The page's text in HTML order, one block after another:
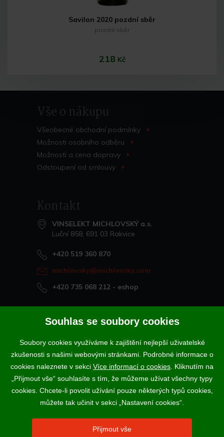
Savilon 2020 pozdní sběr
pozdní sběr
218 Kč
Do košíku
Vše o nákupu
Všeobecné obchodní podmínky
Možnosti osobního odběru
Možnosti a cena dopravy
Odstoupení od smlouvy
Kontakt
VINSELEKT MICHLOVSKÝ a.s.
Luční 858, 691 03 Rakvice
+420 519 360 870
michlovsky@michlovsky.com
+420 735 068 212 - eshop
Naše vína offline
Vinotéka Rakvice
>
Vinotéky a degustační centra
>
Podle zákona o evidenci tržeb je prodávající povinen vystavit
kupujícímu účtenku. Zároveň je povinen zaevidovat přijatou tržbu u
správce daně online; v případě technického výpadku pak nejpozději do
Vína a sekty prodáváme výhradně osobám starším 18-ti let.
Souhlas se soubory cookies
Soubory cookies využíváme k zajištění nejlepší uživatelské
zkušenosti s našimi webovými stránkami. Podrobné informace o
cookies naleznete v sekci Více informací o cookies . Kliknutím na
„Přijmout vše“ souhlasíte s tím, že můžeme užívat všechny typy
cookies. Chcete-li povolit užívání pouze některých typů cookies,
můžete tak učinit v sekci „Nastavení cookies“.
Přijmout vše